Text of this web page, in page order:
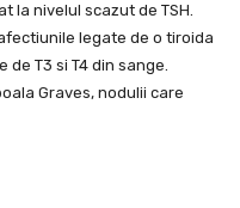
la nivelul scazut de TSH.
legate de o tiroida
T3 si T4 din sange.
Graves, nodulii care